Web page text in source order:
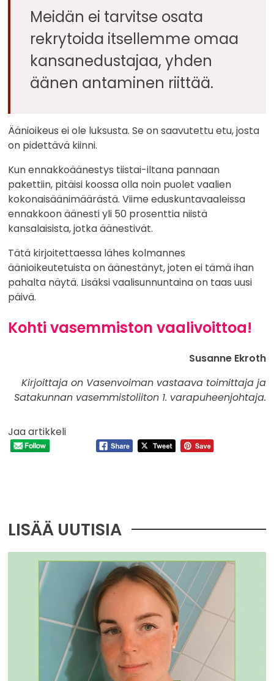
Meidän ei tarvitse osata
rekrytoida itsellemme omaa
kansanedustajaa, yhden
äänen antaminen riittää.
Äänioikeus ei ole luksusta. Se on saavutettu etu, josta
on pidettävä kiinni.
Kun ennakkoäänestys tiistai-iltana pannaan
pakettiin, pitäisi koossa olla noin puolet vaalien
kokonaisäänimäärästä. Viime eduskuntavaaleissa
ennakkoon äänesti yli 50 prosenttia niistä
kansalaisista, jotka äänestivät.
Tätä kirjoitettaessa lähes kolmannes
äänioikeutetuista on äänestänyt, joten ei tämä ihan
pahalta näytä. Lisäksi vaalisunnuntaina on taas uusi
päivä.
Kohti vasemmiston vaalivoittoa!
Susanne Ekroth
Kirjoittaja on Vasenvoiman vastaava toimittaja ja
Satakunnan vasemmistoliiton 1. varapuheenjohtaja.
Jaa artikkeli
LISÄÄ UUTISIA